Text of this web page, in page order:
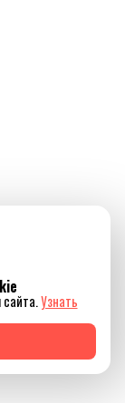
Узнать